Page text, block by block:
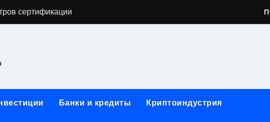
сертификации
и электрооборудование для ногтевого сервиса, наращивания
базальтового теплоизоляционного шнура разных диаметров
Банки и кредиты Криптоиндустрия